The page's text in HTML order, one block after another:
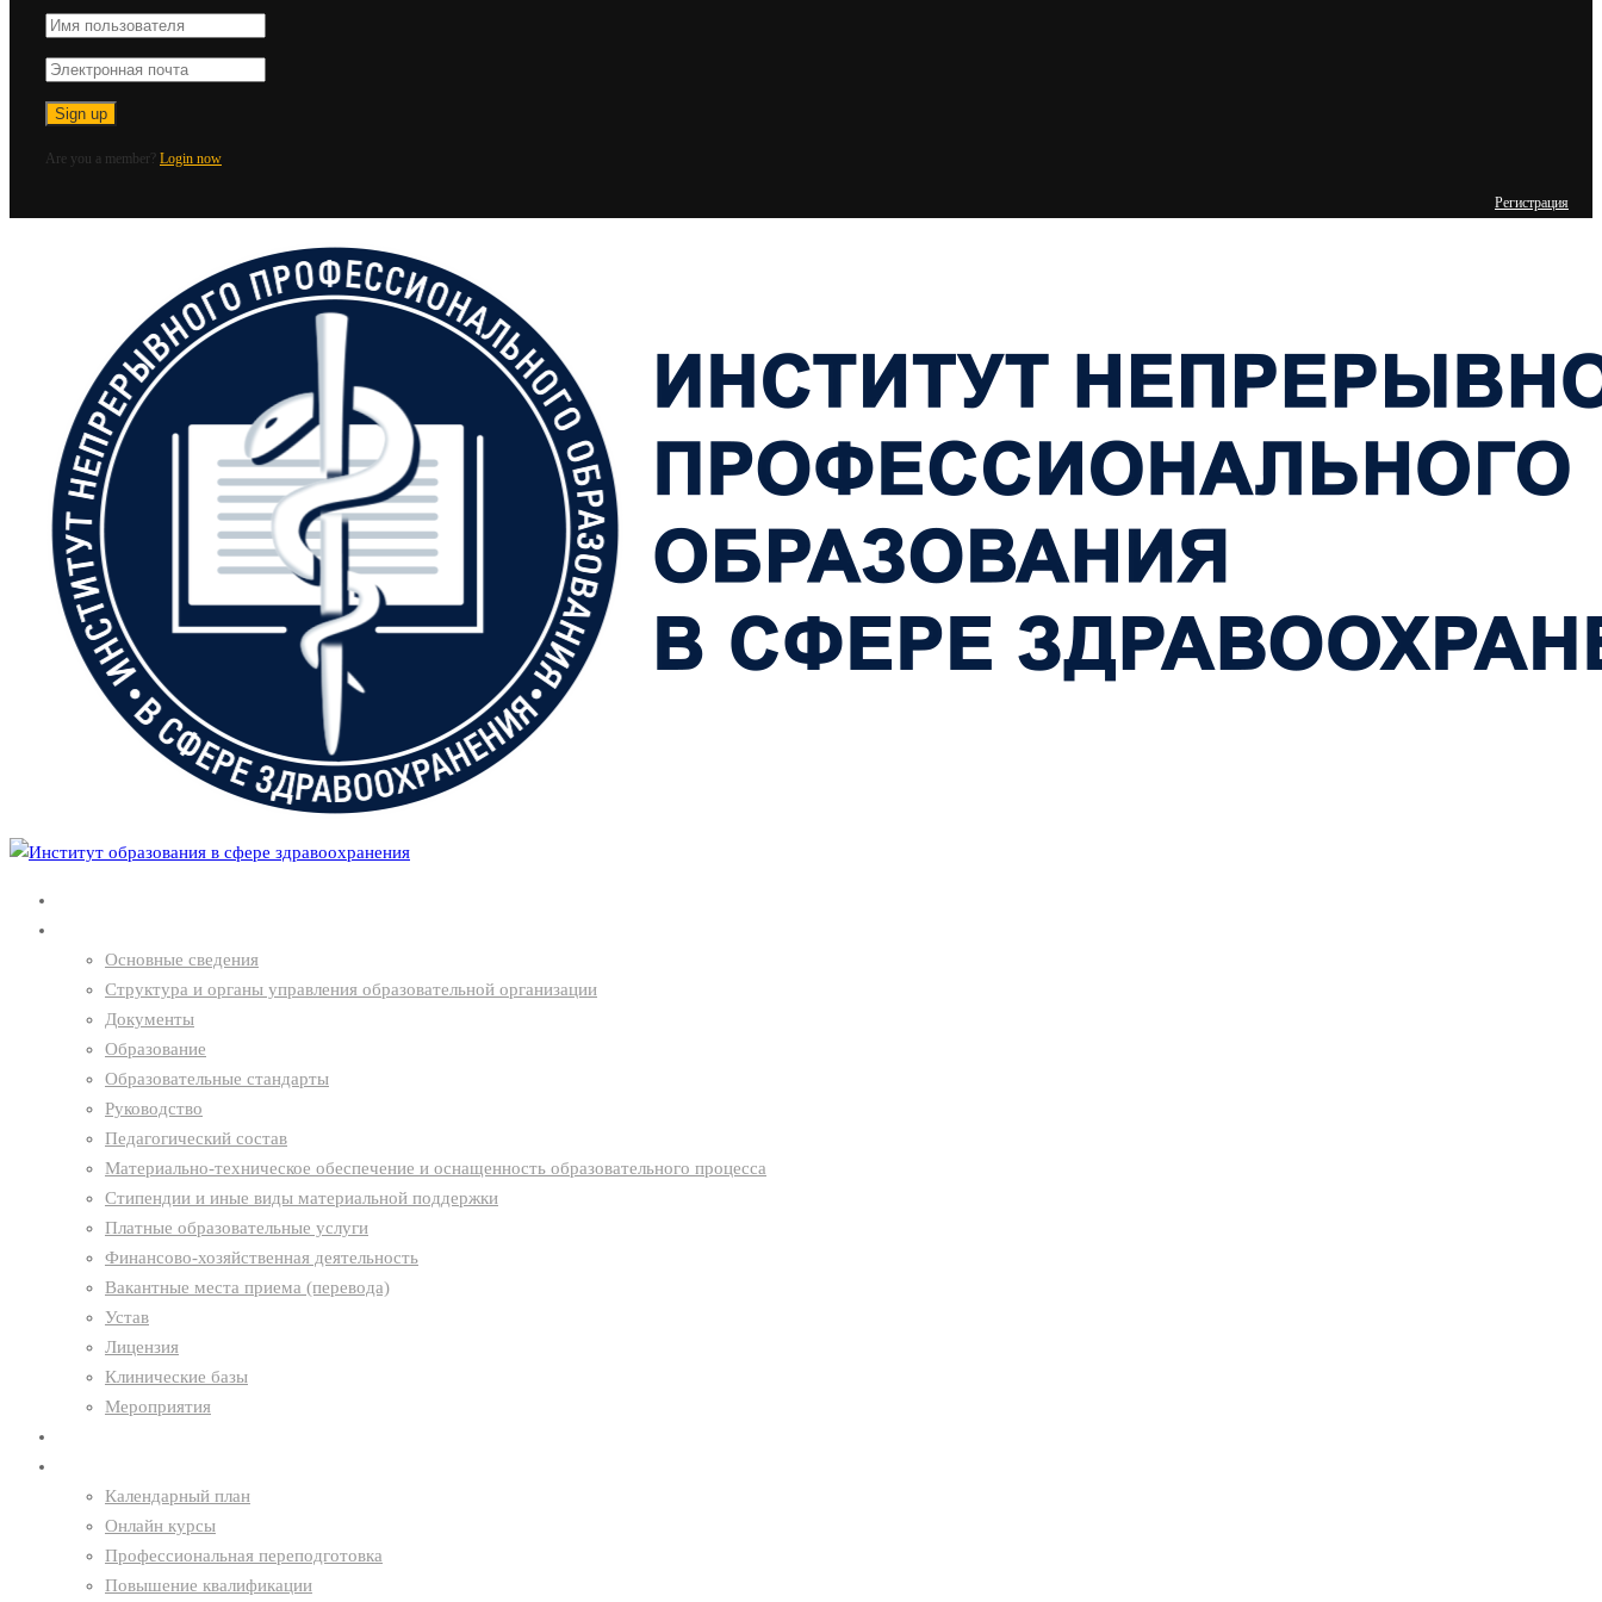
Are you a member? Login now
Регистрация
Основные сведения
Структура и органы управления образовательной организации
Документы
Образование
Образовательные стандарты
Руководство
Педагогический состав
Материально-техническое обеспечение и оснащенность образовательного процесса
Стипендии и иные виды материальной поддержки
Платные образовательные услуги
Финансово-хозяйственная деятельность
Вакантные места приема (перевода)
Устав
Лицензия
Клинические базы
Мероприятия
Календарный план
Онлайн курсы
Профессиональная переподготовка
Повышение квалификации